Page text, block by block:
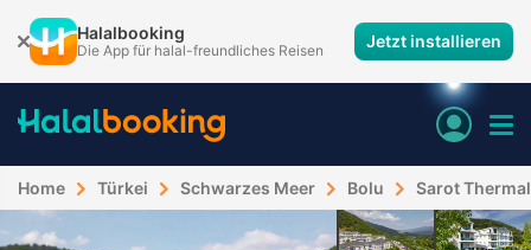
Halalbooking
Die App für halal-freundliches Reisen Jetzt installieren
Home Türkei Schwarzes Meer Bolu Sarot